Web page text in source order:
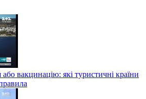
вакцинацію: які туристичні країни